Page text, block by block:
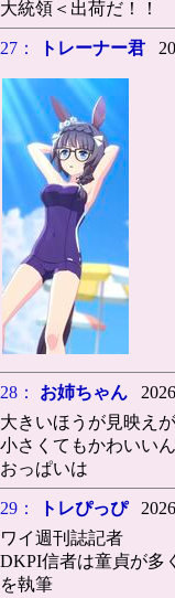
大統領＜出荷だ！！
27： トレーナー君
28： お姉ちゃん
大きいほうが見映え
小さくてもかわいい
おっぱいは
29： トレぴっぴ2026/
ワイ週刊誌記者
DKPI信者は童貞が多
を執筆